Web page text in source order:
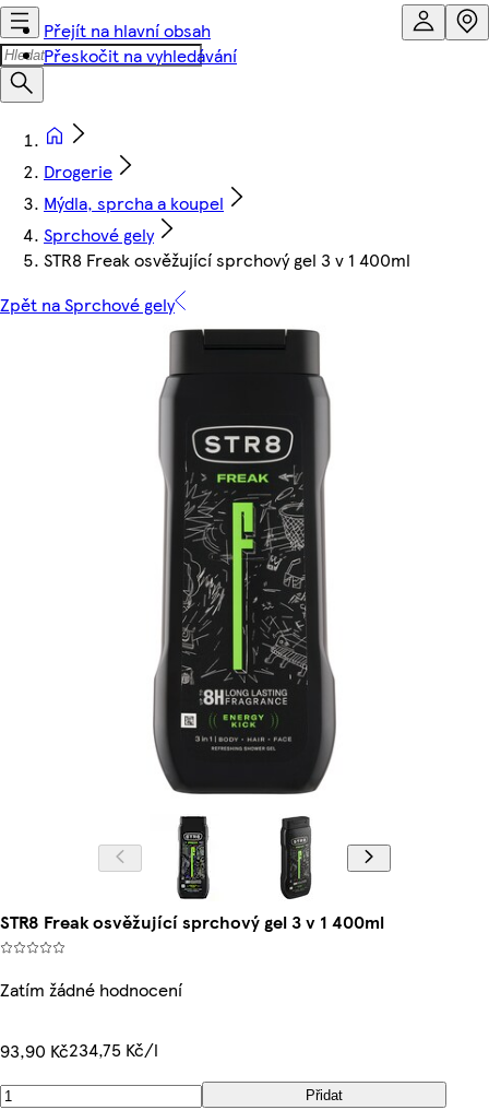
Přejít na hlavní obsah
Přeskočit na vyhledávání
Drogerie
Mýdla, sprcha a koupel
Sprchové gely
STR8 Freak osvěžující sprchový gel 3 v 1 400ml
Zpět na Sprchové gely
STR8 Freak osvěžující sprchový gel 3 v 1 400ml
Zatím žádné hodnocení
93,90 Kč234,75 Kč/l
Přidat